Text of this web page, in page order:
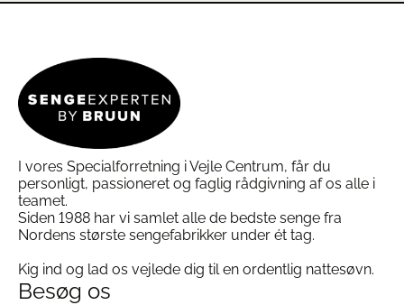
I vores Specialforretning i Vejle Centrum, får du
personligt, passioneret og faglig rådgivning af os alle i
teamet.
Siden 1988 har vi samlet alle de bedste senge fra
Nordens største sengefabrikker under ét tag.
Kig ind og lad os vejlede dig til en ordentlig nattesøvn.
Besøg os